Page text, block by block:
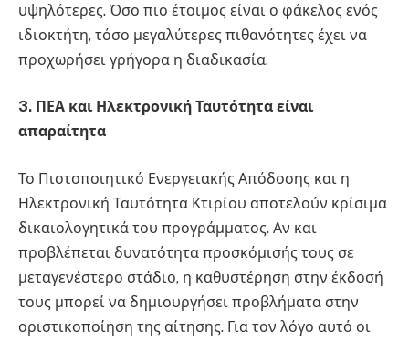
υψηλότερες. Όσο πιο έτοιμος είναι ο φάκελος ενός
ιδιοκτήτη, τόσο μεγαλύτερες πιθανότητες έχει να
προχωρήσει γρήγορα η διαδικασία.
3. ΠΕΑ και Ηλεκτρονική Ταυτότητα είναι
απαραίτητα
Το Πιστοποιητικό Ενεργειακής Απόδοσης και η
Ηλεκτρονική Ταυτότητα Κτιρίου αποτελούν κρίσιμα
δικαιολογητικά του προγράμματος. Αν και
προβλέπεται δυνατότητα προσκόμισής τους σε
μεταγενέστερο στάδιο, η καθυστέρηση στην έκδοσή
τους μπορεί να δημιουργήσει προβλήματα στην
οριστικοποίηση της αίτησης. Για τον λόγο αυτό οι